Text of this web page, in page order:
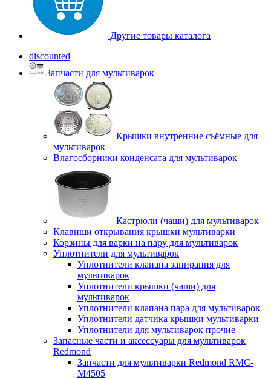
Другие товары каталога
discounted
Запчасти для мультиварок
Крышки внутренние съёмные для
мультиварок
Влагосборники конденсата для мультиварок
Кастрюли (чаши) для мультиварок
Клавиши открывания крышки мультиварки
Корзины для варки на пару для мультиварок
Уплотнители для мультиварок
Уплотнители клапана запирания для
мультиварок
Уплотнители крышки (чаши) для
мультиварок
Уплотнители клапана пара для мультиварок
Уплотнители датчика крышки мультиварки
Уплотнители для мультиварок прочие
Запасные части и аксессуары для мультиварок
Redmond
Запчасти для мультиварки Redmond RMC-
M4505